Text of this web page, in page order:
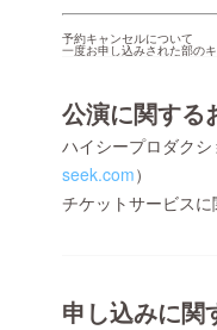
予約キャンセルについて
一度お申し込みされた部の
公演に関する
ハイシープロダクシ
seek.com）
チケットサービス
申し込みに関